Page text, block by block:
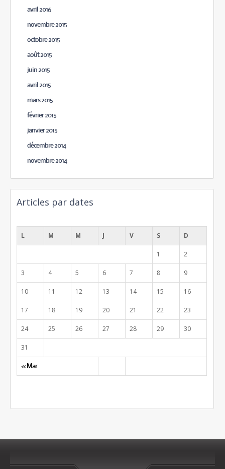
avril 2016
novembre 2015
octobre 2015
août 2015
juin 2015
avril 2015
mars 2015
février 2015
janvier 2015
décembre 2014
novembre 2014
Articles par dates
L M M J V S D
« Mar
1 2
3 4 5 6 7 8 9
10 11 12 13 14 15 16
17 18 19 20 21 22 23
24 25 26 27 28 29 30
31